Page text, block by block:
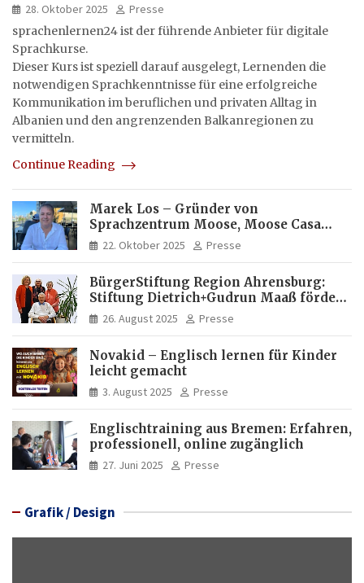
28. Oktober 2025
Presse
sprachenlernen24 ist der führende Anbieter für digitale
Sprachkurse.
Dieser Kurs ist speziell darauf ausgelegt, Lernenden die
notwendigen Sprachkenntnisse für eine erfolgreiche
Kommunikation im beruflichen und privaten Alltag in
Albanien und den angrenzenden Balkanregionen zu
vermitteln.
Continue Reading
Marek Los – Gründer von
Sprachzentrum Moose, Moose Casa
Italia und Apartamento Brasil |
Internationaler Experte für Bildung
22. Oktober 2025 Presse
BürgerStiftung Region Ahrensburg:
Stiftung Dietrich+Gudrun Maaß fördert
Deutschkenntnisse von Frauen
26. August 2025 Presse
Novakid – Englisch lernen für Kinder
leicht gemacht
3. August 2025 Presse
Englischtraining aus Bremen: Erfahren,
professionell, online zugänglich
27. Juni 2025 Presse
Grafik / Design